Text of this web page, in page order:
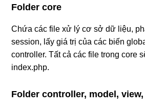
Folder core
Chứa các file xử lý cơ sở dữ liệu,
session, lấy giá trị của các biến
controller. Tất cả các file trong core
index.php.
Folder controller, model,